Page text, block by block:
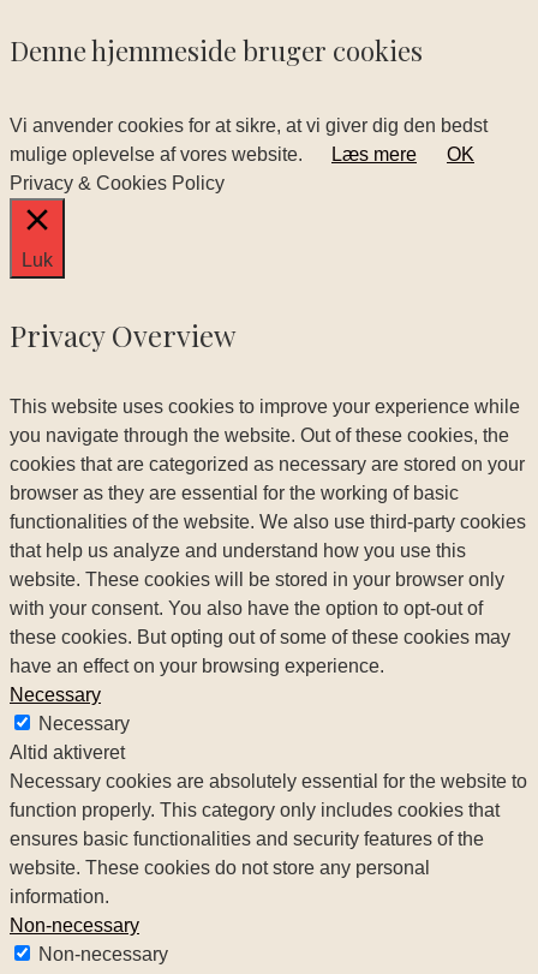
Denne hjemmeside bruger cookies
Vi anvender cookies for at sikre, at vi giver dig den bedst
mulige oplevelse af vores website.
Læs mere
OK
Privacy & Cookies Policy
Luk
Privacy Overview
This website uses cookies to improve your experience while
you navigate through the website. Out of these cookies, the
cookies that are categorized as necessary are stored on your
browser as they are essential for the working of basic
functionalities of the website. We also use third-party cookies
that help us analyze and understand how you use this
website. These cookies will be stored in your browser only
with your consent. You also have the option to opt-out of
these cookies. But opting out of some of these cookies may
have an effect on your browsing experience.
Necessary
Necessary
Altid aktiveret
Necessary cookies are absolutely essential for the website to
function properly. This category only includes cookies that
ensures basic functionalities and security features of the
website. These cookies do not store any personal
information.
Non-necessary
Non-necessary